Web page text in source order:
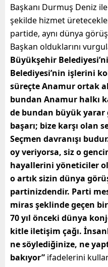
Başkanı Durmuş Deniz
şekilde hizmet
partide, aynı dünya
Başkan olduklarını
Büyükşehir
Belediyesi’nin işlerini
süreçte Anamur ortak
bundan Anamur halkı
de bundan büyük
başarı; bize karşı olan
Seçmen davranışı
oy veriyorsa, siz o
hayallerini yöneticiler
o artık sizin dünya
partinizdendir. Parti
miras şeklinde geçen
70 yıl önceki dünya
kitle iletişim çağı.
ne söylediğinize, ne
bakıyor” ifadelerini